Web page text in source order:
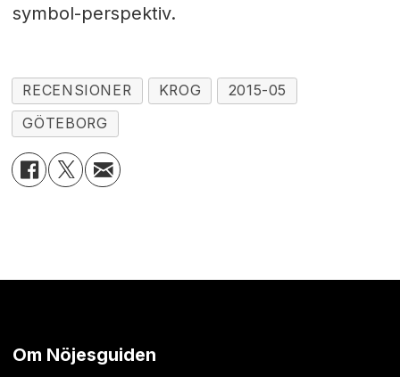
symbol-perspektiv.
RECENSIONER KROG
2015-05
GÖTEBORG
Om Nöjesguiden